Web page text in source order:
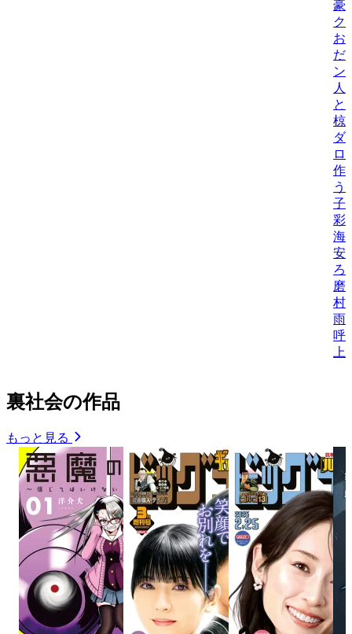
豪
ク
お
だ
ン
人
と
椋
ダ
ロ
作
う
子/
彩
海
安
ろ
磨
村
雨
呼
裏社会の作品
もっと見る